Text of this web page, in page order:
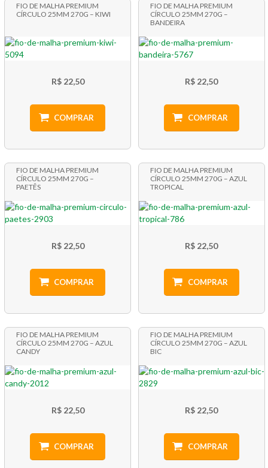
FIO DE MALHA PREMIUM
CÍRCULO 25MM 270G – KIWI
R$ 22,50
COMPRAR
FIO DE MALHA PREMIUM
CÍRCULO 25MM 270G –
BANDEIRA
R$ 22,50
COMPRAR
FIO DE MALHA PREMIUM
CÍRCULO 25MM 270G –
PAETÊS
R$ 22,50
COMPRAR
FIO DE MALHA PREMIUM
CÍRCULO 25MM 270G – AZUL
TROPICAL
R$ 22,50
COMPRAR
FIO DE MALHA PREMIUM
CÍRCULO 25MM 270G – AZUL
CANDY
R$ 22,50
COMPRAR
FIO DE MALHA PREMIUM
CÍRCULO 25MM 270G – AZUL
BIC
R$ 22,50
COMPRAR